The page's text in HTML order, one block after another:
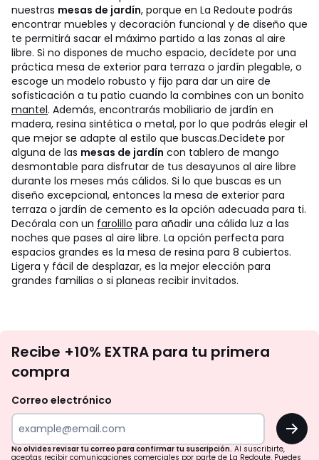
nuestras mesas de jardín, porque en La Redoute podrás
encontrar muebles y decoración funcional y de diseño que
te permitirá sacar el máximo partido a las zonas al aire
libre. Si no dispones de mucho espacio, decídete por una
práctica mesa de exterior para terraza o jardín plegable, o
escoge un modelo robusto y fijo para dar un aire de
sofisticación a tu patio cuando la combines con un bonito
mantel. Además, encontrarás mobiliario de jardín en
madera, resina sintética o metal, por lo que podrás elegir el
que mejor se adapte al estilo que buscas.Decídete por
alguna de las mesas de jardín con tablero de mango
desmontable para disfrutar de tus desayunos al aire libre
durante los meses más cálidos. Si lo que buscas es un
diseño excepcional, entonces la mesa de exterior para
terraza o jardín de cemento es la opción adecuada para ti.
Decórala con un farolillo para añadir una cálida luz a las
noches que pases al aire libre. La opción perfecta para
espacios grandes es la mesa de resina para 8 cubiertos.
Ligera y fácil de desplazar, es la mejor elección para
grandes familias o si planeas recibir invitados.
te
tu
para
Recibe +10% EXTRA para tu primera
compra
Correo electrónico
OK
No olvides revisar tu correo para confirmar tu suscripción. Al suscribirte,
aceptas recibir comunicaciones comerciales por parte de La Redoute. Puedes